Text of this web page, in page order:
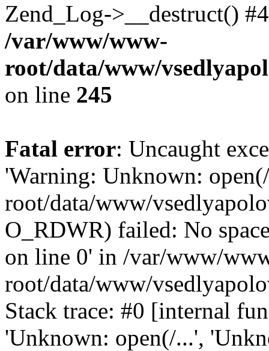
Zend_Log->__destruct()
/var/www/www-
root/data/www/
on line 245
Fatal error: Uncaught
'Warning: Unknown:
root/data/www/
O_RDWR) failed: No
on line 0' in /var/www/
root/data/www/
Stack trace: #0 [internal
'Unknown: open(/...',